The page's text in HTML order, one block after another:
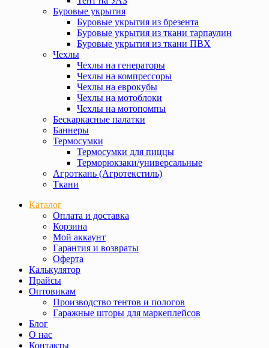
Буровые укрытия
Буровые укрытия из брезента
Буровые укрытия из ткани тарпаулин
Буровые укрытия из ткани ПВХ
Чехлы
Чехлы на генераторы
Чехлы на компрессоры
Чехлы на еврокубы
Чехлы на мотоблоки
Чехлы на мотопомпы
Бескаркасные палатки
Баннеры
Термосумки
Термосумки для пиццы
Терморюкзаки/универсальные
Агроткань (Агротекстиль)
Ткани
Каталог
Оплата и доставка
Корзина
Мой аккаунт
Гарантия и возвраты
Оферта
Калькулятор
Прайсы
Оптовикам
Производство тентов и пологов
Гаражные шторы для маркеплейсов
Блог
О нас
Контакты